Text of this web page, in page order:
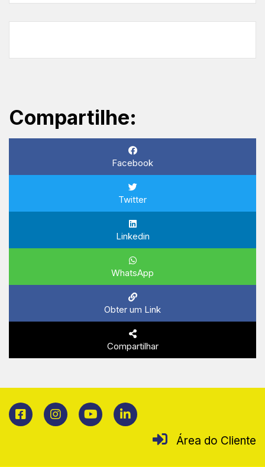
Compartilhe:
Facebook
Twitter
Linkedin
WhatsApp
Obter um Link
Compartilhar
Área do Cliente